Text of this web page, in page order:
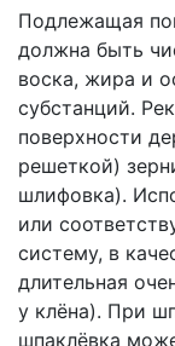
Подлежащая
должна быть
воска, жира и
субстанций.
поверхности
решеткой)
шлифовка).
или
систему, в
длительная
у клëна). При
шпаклëвка